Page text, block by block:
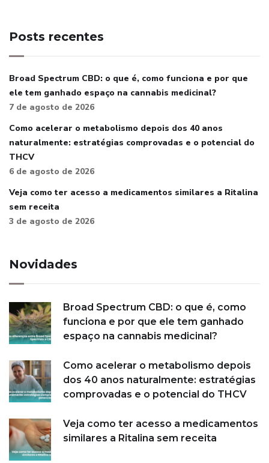
Posts recentes
Broad Spectrum CBD: o que é, como funciona e por que
ele tem ganhado espaço na cannabis medicinal?
7 de agosto de 2026
Como acelerar o metabolismo depois dos 40 anos
naturalmente: estratégias comprovadas e o potencial do
THCV
6 de agosto de 2026
Veja como ter acesso a medicamentos similares a Ritalina
sem receita
3 de agosto de 2026
Novidades
Broad Spectrum CBD: o que é, como
funciona e por que ele tem ganhado
espaço na cannabis medicinal?
Como acelerar o metabolismo depois
dos 40 anos naturalmente: estratégias
comprovadas e o potencial do THCV
Veja como ter acesso a medicamentos
similares a Ritalina sem receita